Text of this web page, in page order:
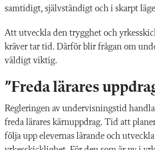
samtidigt, självständigt och i skarpt
Att utveckla den trygghet och
kräver tar tid. Därför blir frågan om
väldigt viktig.
”Freda lärares
Regleringen av undervisningstid
freda lärares kärnuppdrag. Tid att
följa upp elevernas lärande och